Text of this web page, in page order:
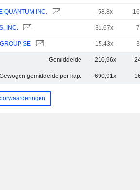
QUANTUM INC. -58.8x
INC. 31.67x
SE 15.43x
Gemiddelde -210,96x
Gewogen gemiddelde per kap. -690,91x